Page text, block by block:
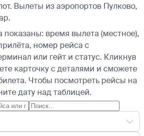
Вылеты из аэропортов Пулково,
показаны: время вылета (местное),
номер рейса с
или гейт и статус. Кликнув
карточку с деталями и сможете
Чтобы посмотреть рейсы на
дату над таблицей.